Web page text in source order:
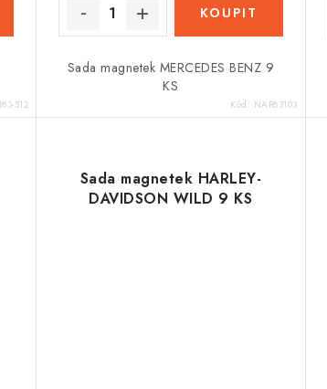
512
Sada magnetek MERCEDES BENZ 9
KS
Kód: NAR83103
Sada magnetek HARLEY-
DAVIDSON WILD 9 KS